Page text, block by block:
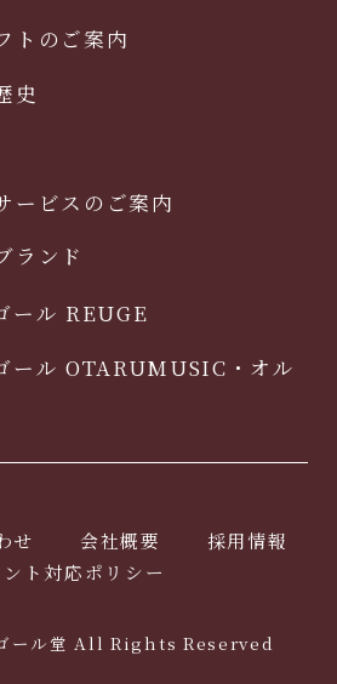
トのご案内
史
ービスのご案内
ランド
ール REUGE
ール OTARUMUSIC・オル
せ 会社概要
採用情報
ト対応ポリシー
ール堂 All Rights Reserved